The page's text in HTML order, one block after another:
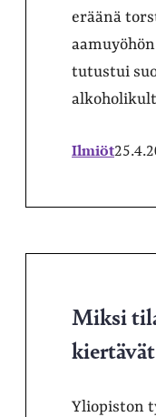
eräänä
tutustui
Ilmiöt
Miksi
Yliopiston